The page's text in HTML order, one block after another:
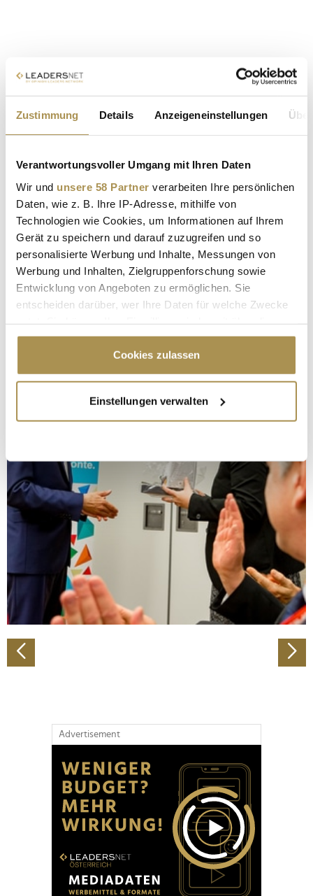
Zustimmung Details Anzeigeneinstellungen
Verantwortungsvoller Umgang mit Ihren Daten
Wir und unsere 58 Partner verarbeiten Ihre persönlichen
Daten, wie z. B. Ihre IP-Adresse, mithilfe von
Technologien wie Cookies, um Informationen auf Ihrem
Gerät zu speichern und darauf zuzugreifen und so
personalisierte Werbung und Inhalte, Messungen von
Werbung und Inhalten, Zielgruppenforschung sowie
Entwicklung von Angeboten zu ermöglichen. Sie
entscheiden darüber, wer Ihre Daten für welche Zwecke
Cookie-Erklärung oder durch Klicken auf das Privacy
Trigger Symbol ändern oder widerrufen
Informationen über Ihre geografische Lage
erfassen, welche bis auf einige Meter genau sein
bestimmten Merkmalen (Fingerprinting) identifizieren
Erfahren Sie mehr darüber, wie Ihre persönlichen Daten
verarbeitet werden, und legen Sie Ihre Präferenzen im
Abschnitt Einzelheiten
fest.
Wir verwenden Cookies, um Inhalte und Anzeigen zu
personalisieren, Funktionen für soziale Medien anbieten
zu können und die Zugriffe auf unsere Website zu
analysieren. Außerdem geben wir Informationen zu Ihrer
Verwendung unserer Website an unsere Partner für
soziale Medien, Werbung und Analysen weiter. Unsere
Partner führen diese Informationen möglicherweise mit
Cookies zulassen
Einstellungen verwalten
Advertisement